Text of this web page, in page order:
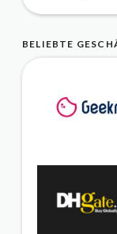
BELIEBTE